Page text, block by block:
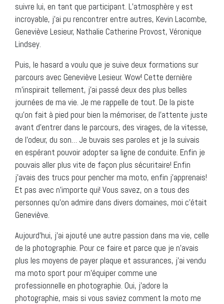
suivre lui, en tant que participant. L’atmosphère y est
incroyable, j’ai pu rencontrer entre autres, Kevin Lacombe,
Geneviève Lesieur, Nathalie Catherine Provost, Véronique
Lindsey.
Puis, le hasard a voulu que je suive deux formations sur
parcours avec Geneviève Lesieur. Wow! Cette dernière
m’inspirait tellement, j’ai passé deux des plus belles
journées de ma vie. Je me rappelle de tout. De la piste
qu’on fait à pied pour bien la mémoriser, de l’attente juste
avant d’entrer dans le parcours, des virages, de la vitesse,
de l’odeur, du son… Je buvais ses paroles et je la suivais
en espérant pouvoir adopter sa ligne de conduite. Enfin je
pouvais aller plus vite de façon plus sécuritaire! Enfin
j’avais des trucs pour pencher ma moto, enfin j’apprenais!
Et pas avec n’importe qui! Vous savez, on a tous des
personnes qu’on admire dans divers domaines, moi c’était
Geneviève.
Aujourd’hui, j’ai ajouté une autre passion dans ma vie, celle
de la photographie. Pour ce faire et parce que je n’avais
plus les moyens de payer plaque et assurances, j’ai vendu
ma moto sport pour m’équiper comme une
professionnelle en photographie. Oui, j’adore la
photographie, mais si vous saviez comment la moto me